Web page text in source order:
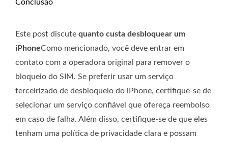
Conclusão
Este post discute quanto custa desbloquear um
iPhoneComo mencionado, você deve entrar em
contato com a operadora original para remover o
bloqueio do SIM. Se preferir usar um serviço
terceirizado de desbloqueio do iPhone, certifique-se de
selecionar um serviço confiável que ofereça reembolso
em caso de falha. Além disso, certifique-se de que eles
tenham uma política de privacidade clara e possam